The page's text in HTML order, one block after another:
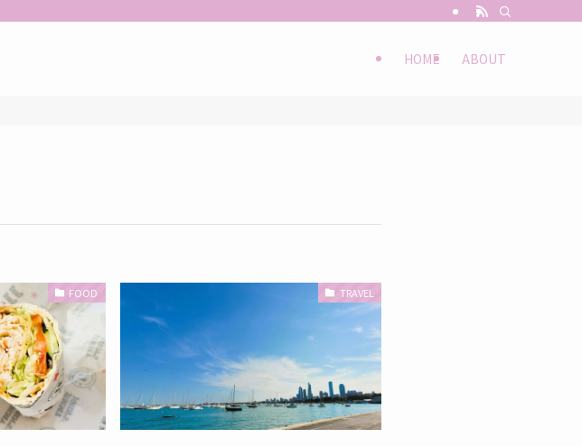
HOME ABOUT
FOOD TRAVEL